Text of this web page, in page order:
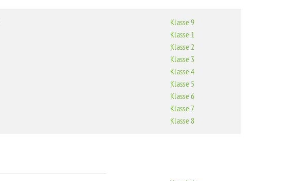
Klasse 9
Klasse 1
Klasse 2
Klasse 3
Klasse 4
Klasse 5
Klasse 6
Klasse 7
Klasse 8